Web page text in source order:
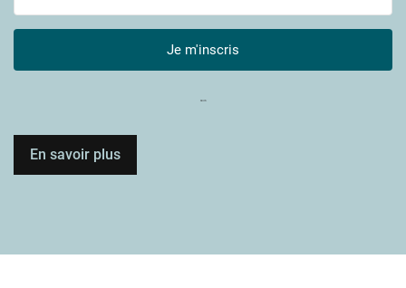
Je m'inscris
En savoir plus